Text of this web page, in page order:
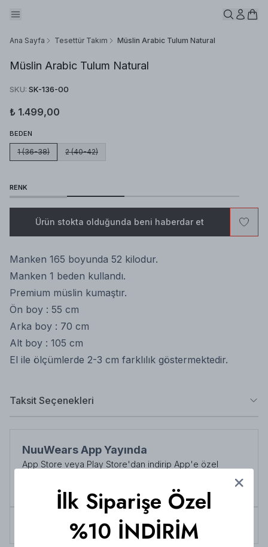
Ana Sayfa Tesettür Takım Müslin Arabic Tulum Natural
Müslin Arabic Tulum Natural
SKU: SK-136-00
₺ 1.499,00
BEDEN
1 (36-38) 2 (40-42)
RENK
Ürün stokta olduğunda beni haberdar et
Manken 165 boyunda 52 kilodur.
Manken 1 beden kullandı.
Premium müslin kumaştır.
Ön boy : 55 cm
Arka boy : 70 cm
Alt boy : 105 cm
El ile ölçümlerde 2-3 cm farklılık göstermektedir.
Taksit Seçenekleri
NuuWears App Yayında
App Store veya Play Store'dan indirip App'e özel
Şimdi İndirin!
Tüm siparişlerde 3000 TL üzeri kargo ücretsiz!
İlk Siparişe Özel
%10 İNDİRİM